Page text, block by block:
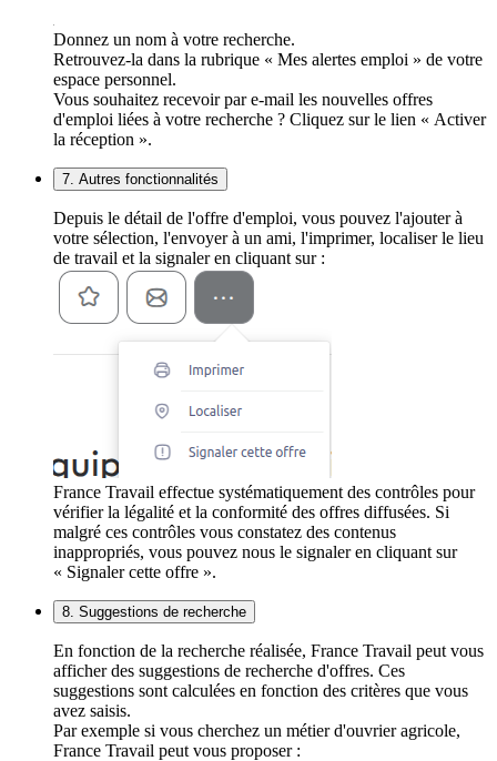
Donnez un nom à votre recherche.
Retrouvez-la dans la rubrique « Mes alertes emploi » de votre
espace personnel.
Vous souhaitez recevoir par e-mail les nouvelles offres
d'emploi liées à votre recherche ? Cliquez sur le lien « Activer
la réception ».
7. Autres fonctionnalités
Depuis le détail de l'offre d'emploi, vous pouvez l'ajouter à
votre sélection, l'envoyer à un ami, l'imprimer, localiser le lieu
de travail et la signaler en cliquant sur :
France Travail effectue systématiquement des contrôles pour
vérifier la légalité et la conformité des offres diffusées. Si
malgré ces contrôles vous constatez des contenus
inappropriés, vous pouvez nous le signaler en cliquant sur
« Signaler cette offre ».
8. Suggestions de recherche
En fonction de la recherche réalisée, France Travail peut vous
afficher des suggestions de recherche d'offres. Ces
suggestions sont calculées en fonction des critères que vous
avez saisis.
Par exemple si vous cherchez un métier d'ouvrier agricole,
France Travail peut vous proposer :